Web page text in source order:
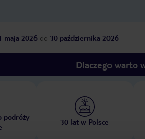
maja 2026 do 30 października 2026
Dlaczego warto
podróży
30 lat w Polsce